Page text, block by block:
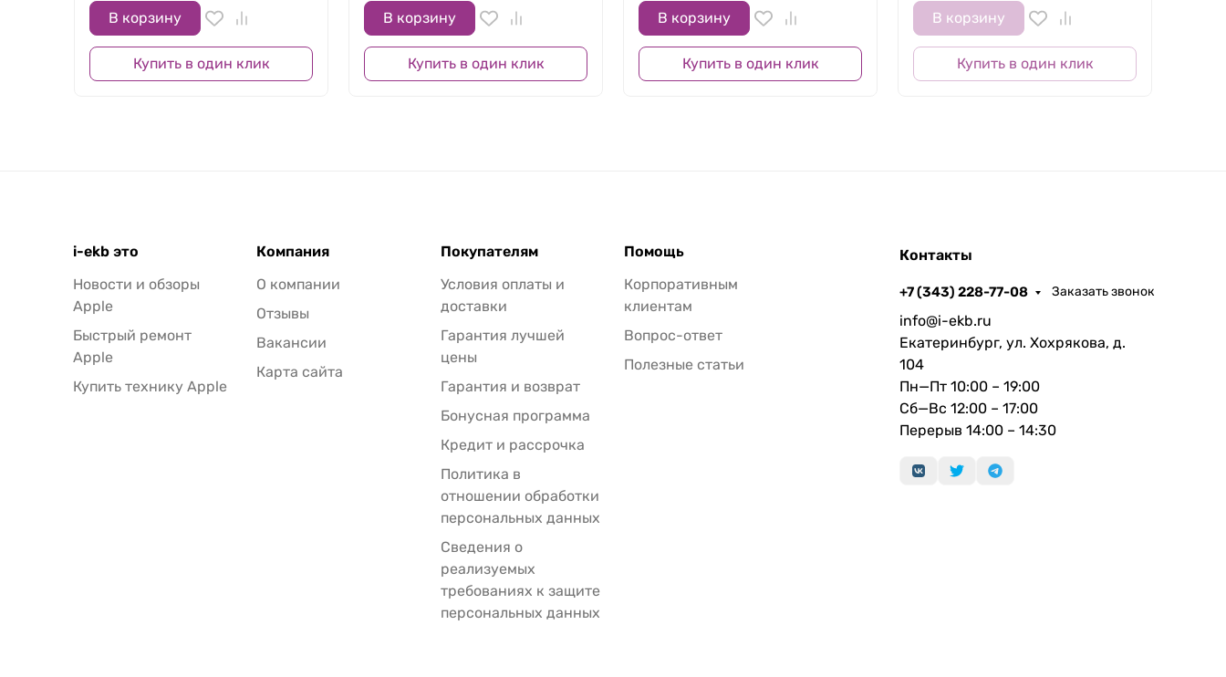
В корзину
Купить в один клик
В корзину
Купить в один клик
В корзину
Купить в один клик
В корзину
Купить в один клик
i-ekb это
Новости и обзоры
Apple
Быстрый ремонт
Apple
Купить технику Apple
Компания
О компании
Отзывы
Вакансии
Карта сайта
Покупателям
Условия оплаты и
доставки
Гарантия лучшей
цены
Гарантия и возврат
Бонусная программа
Кредит и рассрочка
Политика в
отношении обработки
персональных данных
Сведения о
реализуемых
требованиях к защите
персональных данных
Помощь
Корпоративным
клиентам
Вопрос-ответ
Полезные статьи
Контакты
+7 (343) 228-77-08 Заказать звонок
info@i-ekb.ru
Екатеринбург, ул. Хохрякова, д.
104
Пн—Пт 10:00 – 19:00
Сб—Вс 12:00 – 17:00
Перерыв 14:00 – 14:30